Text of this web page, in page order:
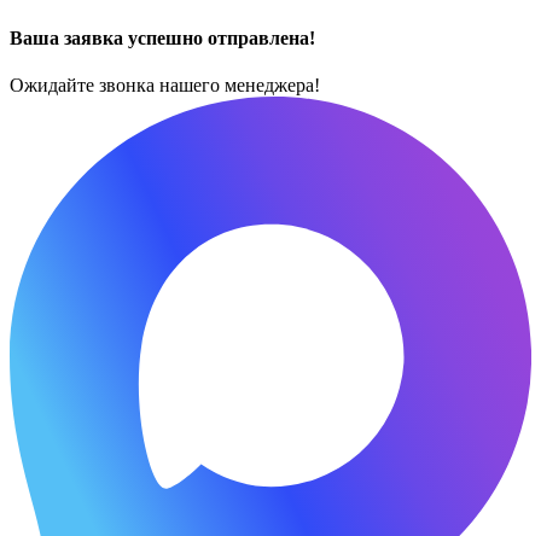
Ваша заявка успешно отправлена!
Ожидайте звонка нашего менеджера!